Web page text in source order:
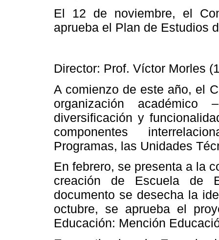
El 12 de noviembre, el
aprueba el Plan de Estudios
Director: Prof. Víctor Morles
A comienzo de este año, el
organización
diversificación y
componentes
Programas, las Unidades
En febrero, se presenta a la
creación de Escuela de
documento se desecha la
octubre, se aprueba el
Educación: Mención